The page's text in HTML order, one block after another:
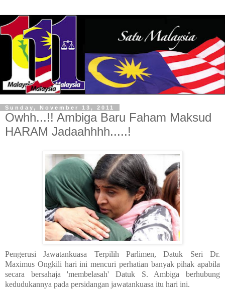
Sunday, November 13, 2011
Owhh...!! Ambiga Baru Faham Maksud
HARAM Jadaahhhh.....!
Pengerusi Jawatankuasa Terpilih Parlimen, Datuk Seri Dr.
Maximus Ongkili hari ini mencuri perhatian banyak pihak apabila
secara bersahaja 'membelasah' Datuk S. Ambiga berhubung
kedudukannya pada persidangan jawatankuasa itu hari ini.